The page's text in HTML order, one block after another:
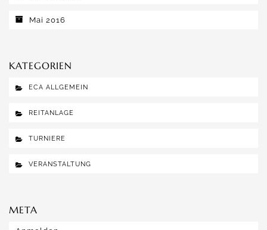
Mai 2016
KATEGORIEN
ECA ALLGEMEIN
REITANLAGE
TURNIERE
VERANSTALTUNG
META